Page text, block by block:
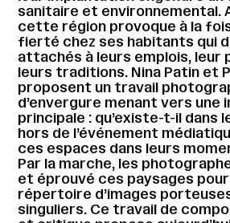
sanitaire et environnemental.
cette région provoque à la
fierté chez ses habitants qui
attachés à leurs emplois, leur
leurs traditions. Nina Patin et
proposent un travail
d’envergure menant vers
principale : qu’existe-t-il dans
hors de l’événement
ces espaces dans leurs
Par la marche, les
et éprouvé ces paysages
répertoire d’images
singuliers. Ce travail de